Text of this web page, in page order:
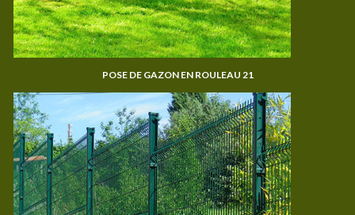
POSE DE GAZON EN ROULEAU 21